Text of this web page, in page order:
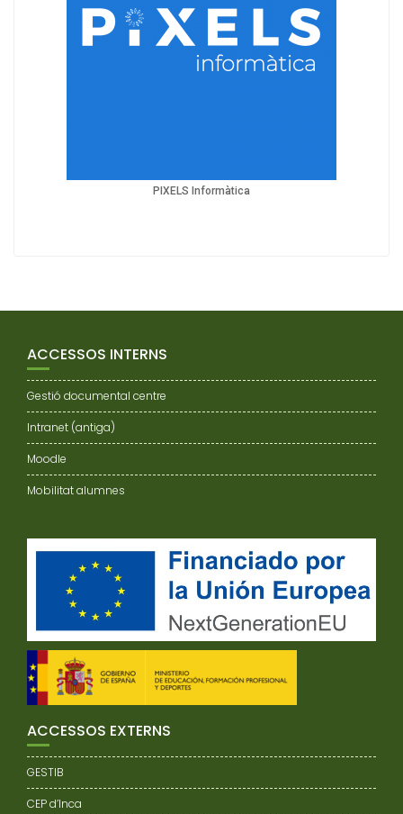
PIXELS Informàtica
ACCESSOS INTERNS
Gestió documental centre
Intranet (antiga)
Moodle
Mobilitat alumnes
ACCESSOS EXTERNS
GESTIB
CEP d’Inca